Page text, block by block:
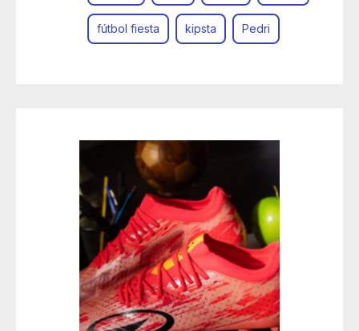
fútbol fiesta kipsta Pedri